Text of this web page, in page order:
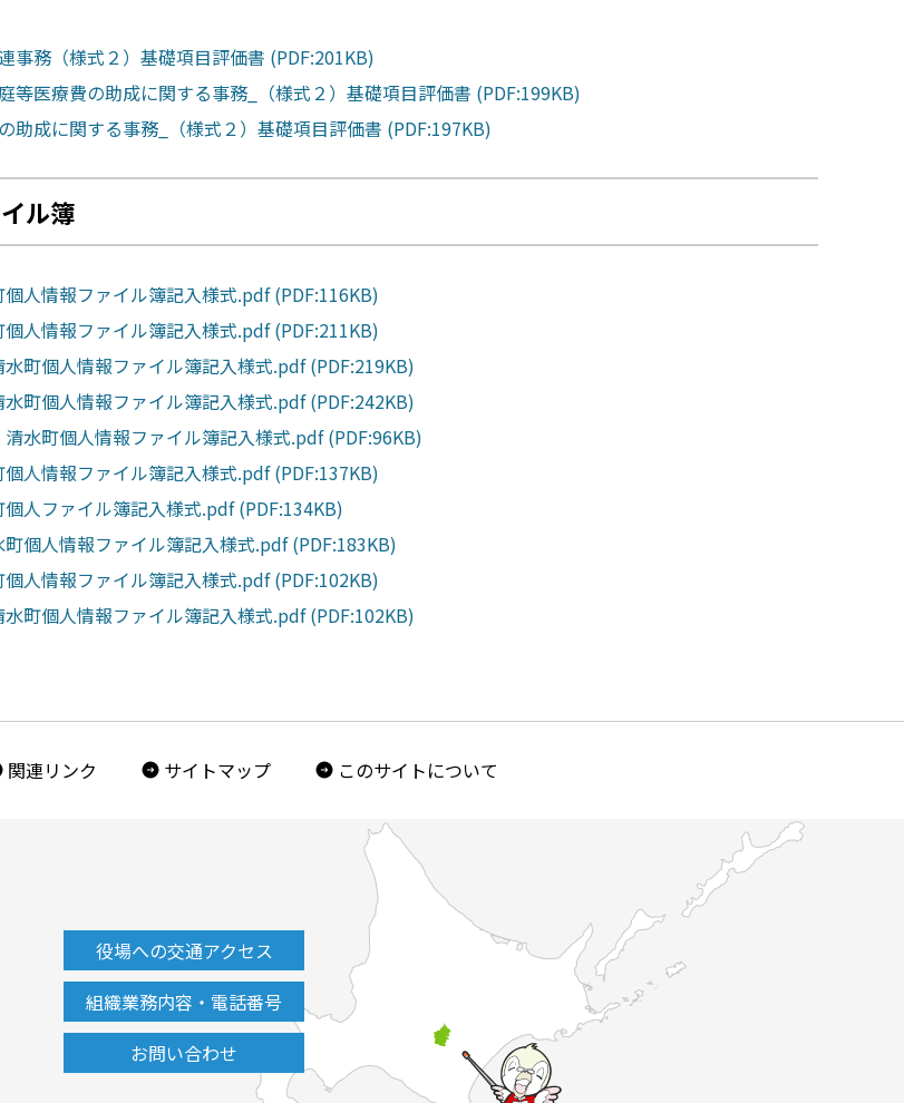
事務（様式２）基礎項目評価書 (PDF:201KB)
等医療費の助成に関する事務_（様式２）基礎項目評価書 (PDF:199KB)
助成に関する事務_（様式２）基礎項目評価書 (PDF:197KB)
ル簿
個人情報ファイル簿記入様式.pdf (PDF:116KB)
個人情報ファイル簿記入様式.pdf (PDF:211KB)
水町個人情報ファイル簿記入様式.pdf (PDF:219KB)
水町個人情報ファイル簿記入様式.pdf (PDF:242KB)
清水町個人情報ファイル簿記入様式.pdf (PDF:96KB)
個人情報ファイル簿記入様式.pdf (PDF:137KB)
個人ファイル簿記入様式.pdf (PDF:134KB)
町個人情報ファイル簿記入様式.pdf (PDF:183KB)
個人情報ファイル簿記入様式.pdf (PDF:102KB)
水町個人情報ファイル簿記入様式.pdf (PDF:102KB)
関連リンク サイトマップ このサイトについて
役場への交通アクセス
組織業務内容・電話番号
お問い合わせ